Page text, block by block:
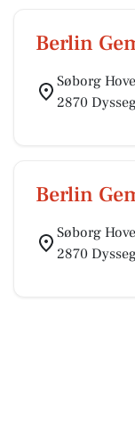
Berlin
Søborg
2870
Berlin
Søborg
2870